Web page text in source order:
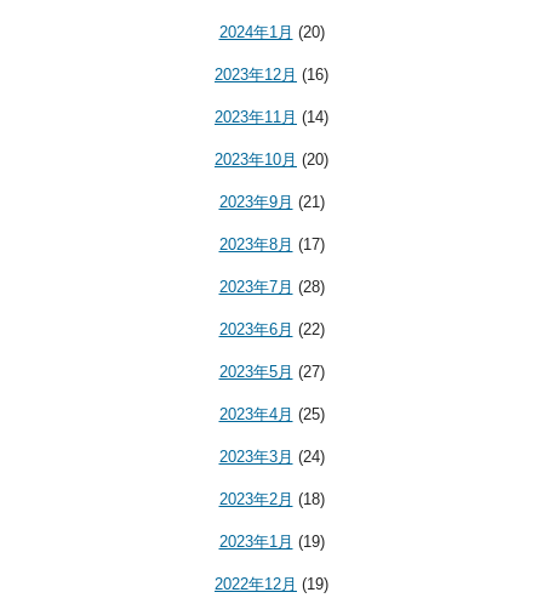
2024年1月 (20)
2023年12月 (16)
2023年11月 (14)
2023年10月 (20)
2023年9月 (21)
2023年8月 (17)
2023年7月 (28)
2023年6月 (22)
2023年5月 (27)
2023年4月 (25)
2023年3月 (24)
2023年2月 (18)
2023年1月 (19)
2022年12月 (19)